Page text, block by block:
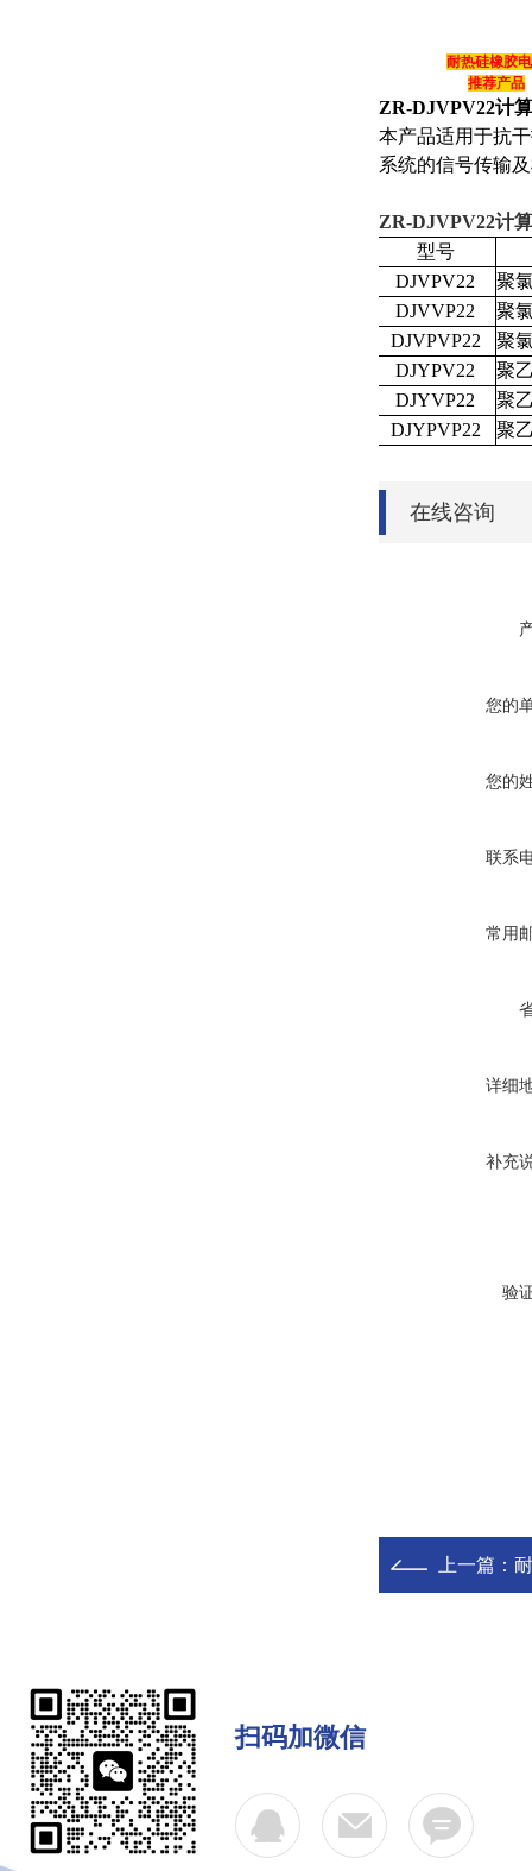
耐热硅橡胶
推荐产品
ZR-DJVPV22计
本产品适用于抗
系统的信号传输
ZR-DJVPV22计
型号
DJVPV22
聚
DJVVP22
聚
DJVPVP22
聚
DJYPV22
聚
DJYVP22
聚
DJYPVP22
聚
在线咨询
您的
您的
联系
常用
详细
补充
验
上一篇：
扫码加微信